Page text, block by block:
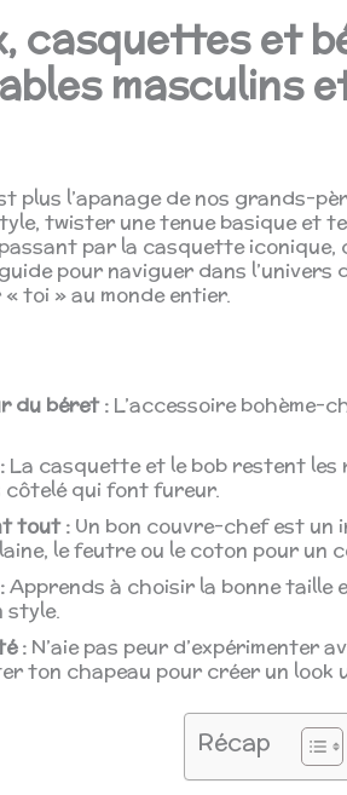
casquettes et
masculins
plus l’apanage de nos grands-
twister une tenue basique et
par la casquette iconique,
pour naviguer dans
toi » au monde entier.
du béret : L’accessoire bohème-
La casquette et le bob restent les
côtelé qui font fureur.
tout : Un bon couvre-chef est un
laine, le feutre ou le coton pour
Apprends à choisir la bonne taille
style.
: N’aie pas peur d’expérimenter
ton chapeau pour créer un look
Récap